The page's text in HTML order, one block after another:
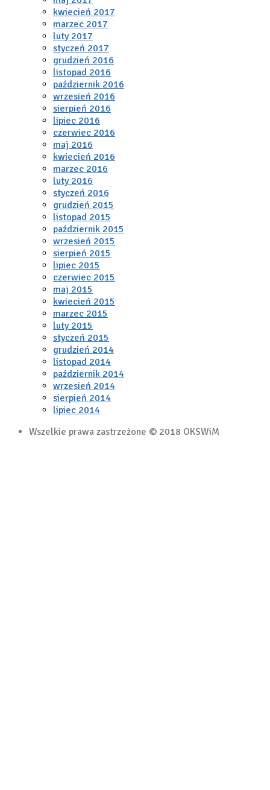
kwiecień 2017
marzec 2017
luty 2017
styczeń 2017
grudzień 2016
listopad 2016
październik 2016
wrzesień 2016
sierpień 2016
lipiec 2016
czerwiec 2016
maj 2016
kwiecień 2016
marzec 2016
luty 2016
styczeń 2016
grudzień 2015
listopad 2015
październik 2015
wrzesień 2015
sierpień 2015
lipiec 2015
czerwiec 2015
maj 2015
kwiecień 2015
marzec 2015
luty 2015
styczeń 2015
grudzień 2014
listopad 2014
październik 2014
wrzesień 2014
sierpień 2014
lipiec 2014
Wszelkie prawa zastrzeżone © 2018 OKSWiM